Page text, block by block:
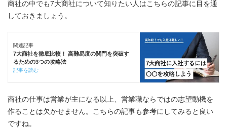
商社の中でも7大商社について知りたい人はこちらの記事に目を通
しておきましょう。
関連記事
7大商社を徹底比較！ 高難易度の関門を突破す
るための3つの攻略法
記事を読む
商社の仕事は営業が主になる以上、営業職ならではの志望動機を
作ることは欠かせません。こちらの記事も参考にしてみると良い
ですね。